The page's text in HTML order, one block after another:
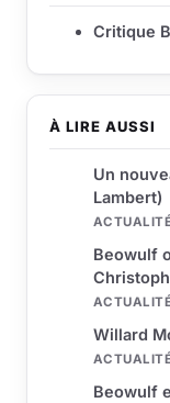
À LIRE AUSSI
Un
Lambert)
Beowulf
Willard
Beowulf
Critique